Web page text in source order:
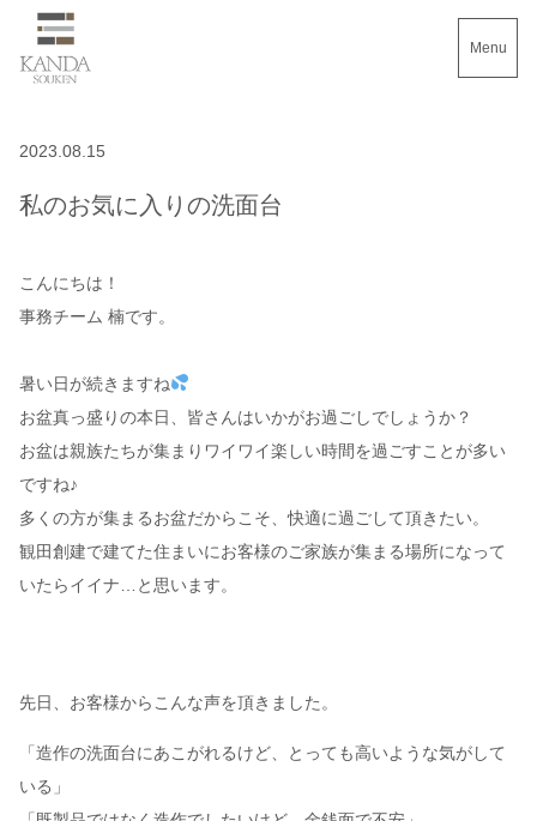
Menu
2023.08.15
私のお気に入りの洗面台
こんにちは！
事務チーム 楠です。
暑い日が続きますね
お盆真っ盛りの本日、皆さんはいかがお過ごしでしょうか？
お盆は親族たちが集まりワイワイ楽しい時間を過ごすことが多い
ですね♪
多くの方が集まるお盆だからこそ、快適に過ごして頂きたい。
観田創建で建てた住まいにお客様のご家族が集まる場所になって
いたらイイナ…と思います。
先日、お客様からこんな声を頂きました。
「造作の洗面台にあこがれるけど、とっても高いような気がして
いる」